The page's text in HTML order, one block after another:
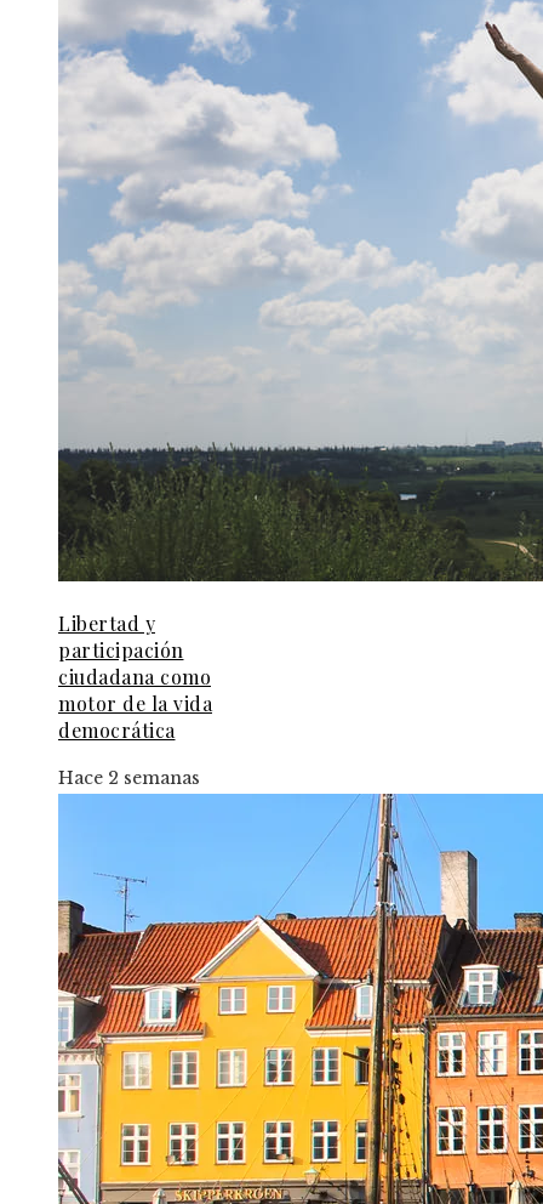
Libertad y
participación
ciudadana como
motor de la vida
democrática
Hace 2 semanas